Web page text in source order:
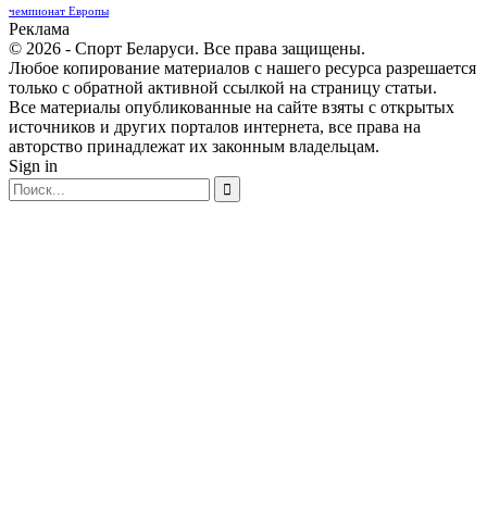
чемпионат Европы
Реклама
© 2026 - Спорт Беларуси. Все права защищены.
Любое копирование материалов с нашего ресурса разрешается
только с обратной активной ссылкой на страницу статьи.
Все материалы опубликованные на сайте взяты с открытых
источников и других порталов интернета, все права на
авторство принадлежат их законным владельцам.
Sign in